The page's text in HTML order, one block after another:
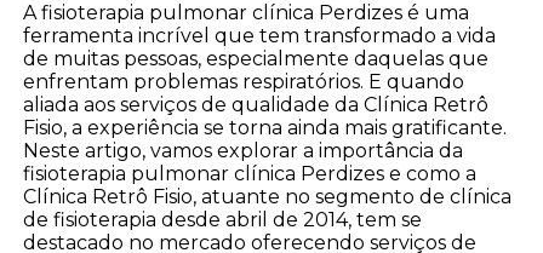
A fisioterapia pulmonar clínica Perdizes é uma
ferramenta incrível que tem transformado a vida
de muitas pessoas, especialmente daquelas que
enfrentam problemas respiratórios. E quando
aliada aos serviços de qualidade da Clínica Retrô
Fisio, a experiência se torna ainda mais gratificante.
Neste artigo, vamos explorar a importância da
fisioterapia pulmonar clínica Perdizes e como a
Clínica Retrô Fisio, atuante no segmento de clínica
de fisioterapia desde abril de 2014, tem se
destacado no mercado oferecendo serviços de